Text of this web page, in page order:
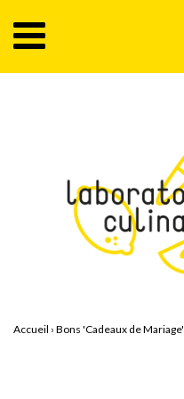
Accueil › Bons 'Cadeaux de Mariage'